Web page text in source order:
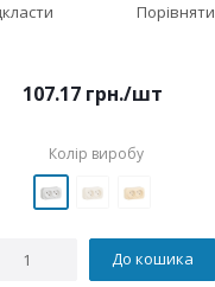
Порівняти
107.17грн./шт
Колір виробу
До кошика